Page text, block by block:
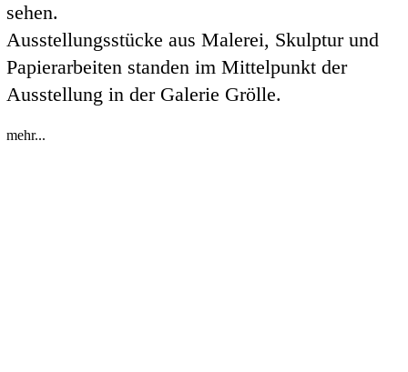
sehen.
Ausstellungsstücke aus Malerei, Skulptur und
Papierarbeiten standen im Mittelpunkt der
Ausstellung in der Galerie Grölle.
mehr...